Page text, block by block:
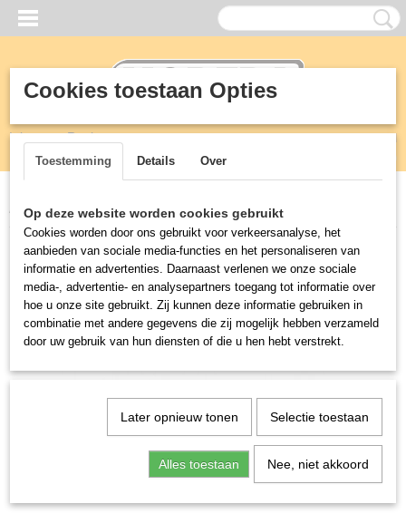
Inloggen Registreren
(0)
Home >KEUKEN>Drop in units >DROP IN GLASBRUG 6/1
Cookies toestaan Opties
Toestemming Details Over
Op deze website worden cookies gebruikt
Cookies worden door ons gebruikt voor verkeersanalyse, het
aanbieden van sociale media-functies en het personaliseren van
informatie en advertenties. Daarnaast verlenen we onze sociale
media-, advertentie- en analysepartners toegang tot informatie over
hoe u onze site gebruikt. Zij kunnen deze informatie gebruiken in
combinatie met andere gegevens die zij mogelijk hebben verzameld
door uw gebruik van hun diensten of die u hen hebt verstrekt.
Later opnieuw tonen Selectie toestaan
Alles toestaan Nee, niet akkoord